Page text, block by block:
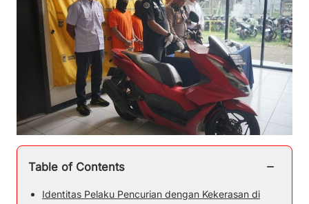
Table of Contents −
Identitas Pelaku Pencurian dengan Kekerasan di